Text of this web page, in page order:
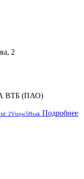
2
ВТБ (ПАО)
2Vtzqw5Hxak Подробнее